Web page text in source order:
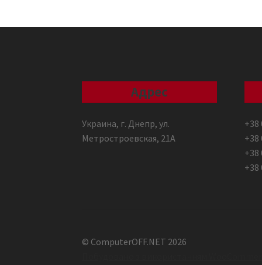
Адрес
Украина, г. Днепр, ул.
Метростроевская, 21А
+38
+38
+38
+38
© ComputerOFF.NET 2026